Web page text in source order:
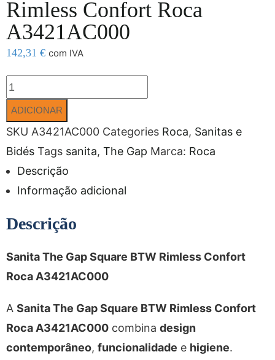
Rimless Confort Roca
A3421AC000
142,31 € com IVA
ADICIONAR
SKU A3421AC000 Categories Roca, Sanitas e
Bidés Tags sanita, The Gap Marca: Roca
Descrição
Informação adicional
Descrição
Sanita The Gap Square BTW Rimless Confort
Roca A3421AC000
A Sanita The Gap Square BTW Rimless Confort
Roca A3421AC000 combina design
contemporâneo, funcionalidade e higiene.